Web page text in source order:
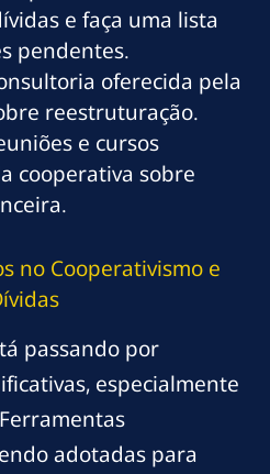
e faça uma lista
pendentes.
oferecida pela
reestruturação.
e cursos
cooperativa sobre
no Cooperativismo e
passando por
especialmente
adotadas para